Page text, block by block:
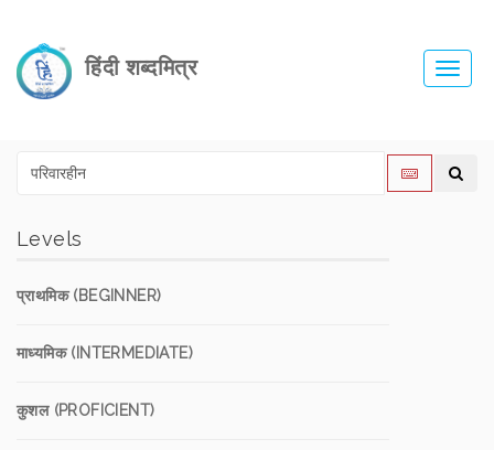
हिंदी शब्दमित्र
Levels
प्राथमिक (BEGINNER)
माध्यमिक (INTERMEDIATE)
कुशल (PROFICIENT)